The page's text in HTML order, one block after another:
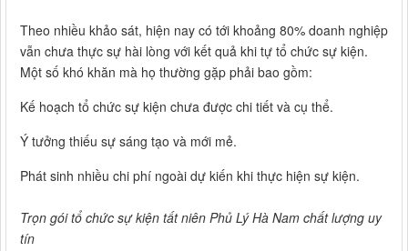
Theo nhiều khảo sát, hiện nay có tới khoảng 80% doanh nghiệp
vẫn chưa thực sự hài lòng với kết quả khi tự tổ chức sự kiện.
Một số khó khăn mà họ thường gặp phải bao gồm:
Kế hoạch tổ chức sự kiện chưa được chi tiết và cụ thể.
Ý tưởng thiếu sự sáng tạo và mới mẻ.
Phát sinh nhiều chi phí ngoài dự kiến khi thực hiện sự kiện.
Trọn gói tổ chức sự kiện tất niên Phủ Lý Hà Nam chất lượng uy
tín